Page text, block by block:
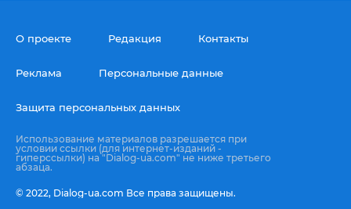
О проекте Редакция Контакты
Реклама Персональные данные
Защита персональных данных
Использование материалов разрешается при
условии ссылки (для интернет-изданий -
гиперссылки) на "Dialog-ua.com" не ниже третьего
абзаца.
© 2022, Dialog-ua.сom Все права защищены.